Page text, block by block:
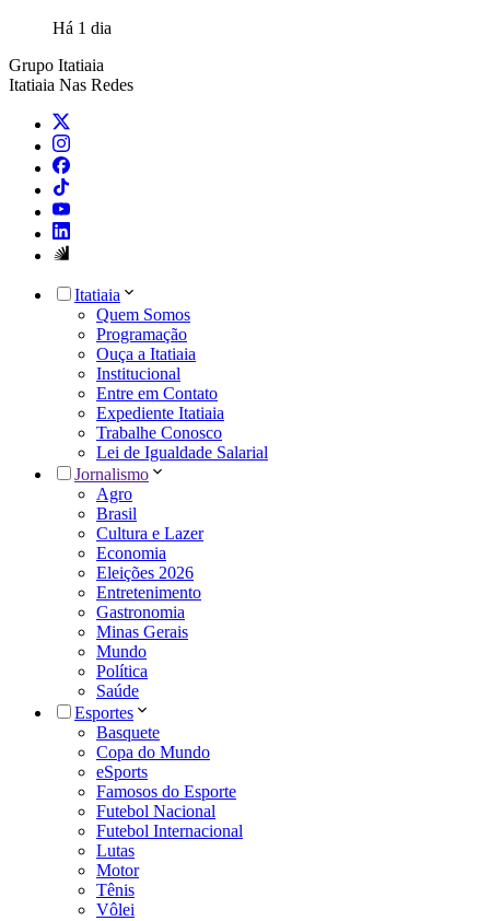
Há 1 dia
Grupo Itatiaia
Itatiaia Nas Redes
Itatiaia
Quem Somos
Programação
Ouça a Itatiaia
Institucional
Entre em Contato
Expediente Itatiaia
Trabalhe Conosco
Lei de Igualdade Salarial
Jornalismo
Agro
Brasil
Cultura e Lazer
Economia
Eleições 2026
Entretenimento
Gastronomia
Minas Gerais
Mundo
Política
Saúde
Esportes
Basquete
Copa do Mundo
eSports
Famosos do Esporte
Futebol Nacional
Futebol Internacional
Lutas
Motor
Tênis
Vôlei